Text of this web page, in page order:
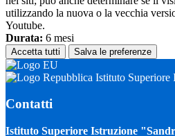
utilizzando la nuova o la vecchia
Youtube.
Durata: 6 mesi
Accetta tutti Salva le preferenze
Istituto Superiore
Contatti
Istituto Superiore Istruzione